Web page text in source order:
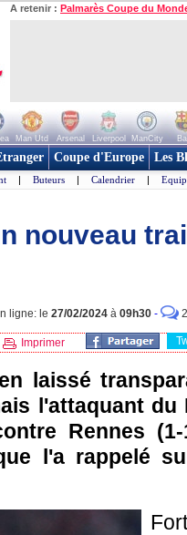
A retenir : Palmarès Coupe du
Man Utd Arsenal Liverpool ManCity
Coupe d'Europe Les
| Buteurs | Calendrier |
nouveau
ligne: le 27/02/2024 à 09h30 -
Imprimer
laissé
l'attaquant du
Rennes
l'a rappelé